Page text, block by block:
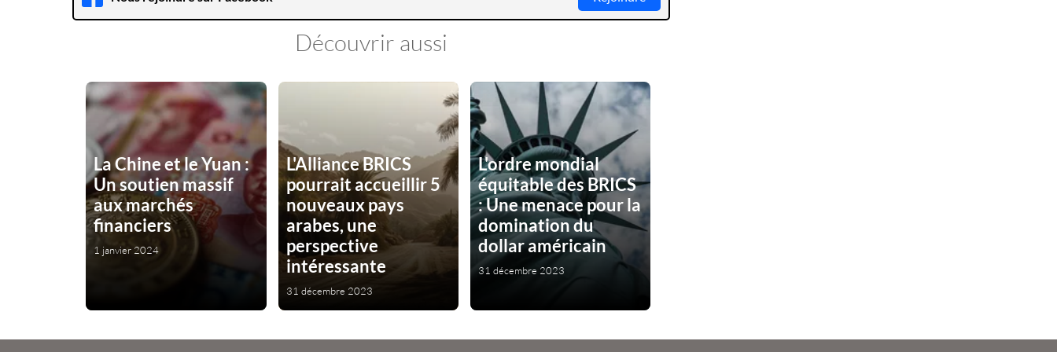
Découvrir aussi
La Chine et le Yuan :
Un soutien massif
aux marchés
financiers
1 janvier 2024
L'Alliance BRICS
pourrait accueillir 5
nouveaux pays
arabes, une
perspective
intéressante
31 décembre 2023
L'ordre mondial
équitable des BRICS
: Une menace pour la
domination du
dollar américain
31 décembre 2023